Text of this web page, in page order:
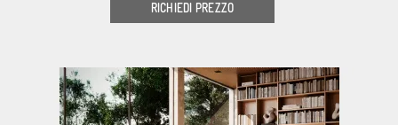
RICHIEDI PREZZO